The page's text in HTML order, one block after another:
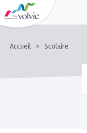
FIL
D'ARIANE
Accueil Scolaire